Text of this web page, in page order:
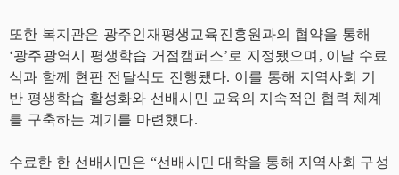
또한 복지관은 광주인재평생교육진흥원과의 협약을 통해
‘광주광역시 평생학습 거점캠퍼스’로 지정됐으며, 이날 수료
식과 함께 현판 전달식도 진행됐다. 이를 통해 지역사회 기
반 평생학습 활성화와 선배시민 교육의 지속적인 협력 체계
를 구축하는 계기를 마련했다.
수료한 한 선배시민은 “선배시민 대학을 통해 지역사회 구성